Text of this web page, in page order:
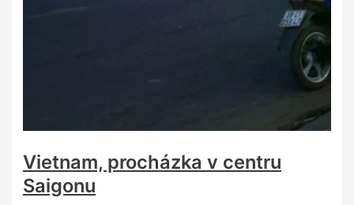
Vietnam, procházka v centru
Saigonu